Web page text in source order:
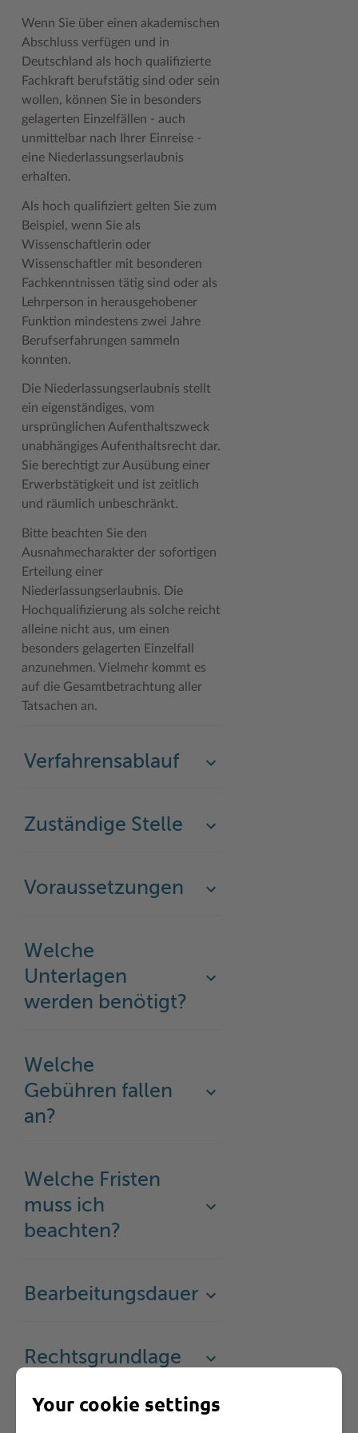
Geodatenportale (Kreiskarte)
Kfz-Zulassung
Kontakt / Öffnungszeiten
Lebenslagen
Leistungen
Lexikon
Publikationen
Wo Sie uns finden
Wunsch-Kennzeichen ↗
Zuständigkeitsfinder SH ↗
Fotoarchiv
Hitzeschutz
Klimaanpassungskonzept
Kreistag Sitzungskalender
Lokales Wetter
Newsletter
Pressemeldungen
Social Media
Stellenangebote
Termine
Ukrainehilfe
Woche der Seelischen Gesundheit
#MeinStormarn
Karrieretag
Kreispräsident
Kreistag und Ausschüsse
Kreistag Sitzungskalender
Kreisverwaltung
Landrat
Sonderbereiche
Stabsbereiche
Städte und Gemeinden
Wahlen im Kreis
Wappen und Geschichte
Wappenrolle
Was ist ein Kreis?
Zahlen, Daten, Fakten
Offene Stellen
Praktika und FSJ
Weiterbildung beim Kreis Stormarn
Wen wir suchen
Klimaschutz beim Kreis Stormarn
Projekt e-Gewerbe
Stormarner Bündnis für bezahlbares Wohnen
Wirtschafts- und Aufbaugesellschaft Stormarn
Zahlen, Daten, Fakten
Kulturelle Einrichtungen
Museen
Naturschutzgebiete
Radwandern
Storchenhorste
Lieblingsplätze in der Metropolregion
Termine und Veranstaltungen
Tourismus
Umlandscout Hamburg
Wälder und Moore
Wenn Sie über einen akademischen
Abschluss verfügen und in
Deutschland als hoch qualifizierte
Fachkraft berufstätig sind oder sein
wollen, können Sie in besonders
gelagerten Einzelfällen - auch
unmittelbar nach Ihrer Einreise -
eine Niederlassungserlaubnis
erhalten.
Als hoch qualifiziert gelten Sie zum
Beispiel, wenn Sie als
Wissenschaftlerin oder
Wissenschaftler mit besonderen
Fachkenntnissen tätig sind oder als
Lehrperson in herausgehobener
Funktion mindestens zwei Jahre
Berufserfahrungen sammeln
konnten.
Die Niederlassungserlaubnis stellt
ein eigenständiges, vom
ursprünglichen Aufenthaltszweck
unabhängiges Aufenthaltsrecht dar.
Sie berechtigt zur Ausübung einer
Erwerbstätigkeit und ist zeitlich
und räumlich unbeschränkt.
Bitte beachten Sie den
Ausnahmecharakter der sofortigen
Erteilung einer
Niederlassungserlaubnis. Die
Hochqualifizierung als solche reicht
alleine nicht aus, um einen
besonders gelagerten Einzelfall
anzunehmen. Vielmehr kommt es
auf die Gesamtbetrachtung aller
Tatsachen an.
Verfahrensablauf
Zuständige Stelle
Voraussetzungen
Welche
Unterlagen
werden benötigt?
Welche
Gebühren fallen
an?
Welche Fristen
muss ich
beachten?
Bearbeitungsdauer
Rechtsgrundlage
Your cookie settings